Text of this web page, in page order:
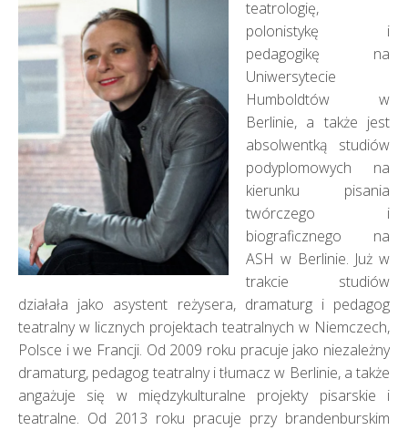
teatrologię,
polonistykę i
pedagogikę na
Uniwersytecie
Humboldtów w
Berlinie, a także jest
absolwentką studiów
podyplomowych na
kierunku pisania
twórczego i
biograficznego na
ASH w Berlinie. Już w
trakcie studiów
działała jako asystent reżysera, dramaturg i pedagog
teatralny w licznych projektach teatralnych w Niemczech,
Polsce i we Francji. Od 2009 roku pracuje jako niezależny
dramaturg, pedagog teatralny i tłumacz w Berlinie, a także
angażuje się w międzykulturalne projekty pisarskie i
teatralne. Od 2013 roku pracuje przy brandenburskim